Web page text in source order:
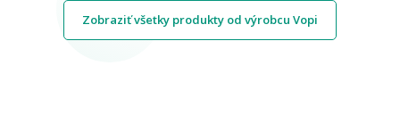
Zobraziť všetky produkty od výrobcu Vopi